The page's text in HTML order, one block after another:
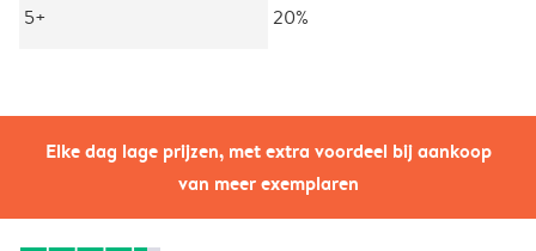
Elke dag lage prijzen, met extra voordeel bij aankoop
van meer exemplaren
5+
20%